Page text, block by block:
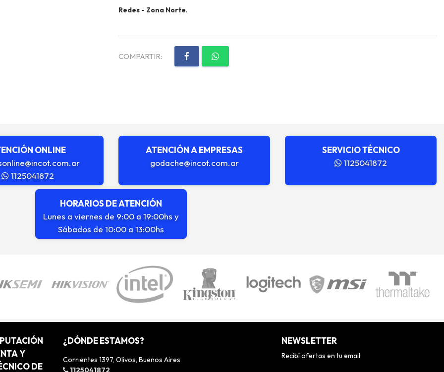
Redes - Zona Norte.
COMPARTIR:
ONLINE
1125041872
ATENCIÓN A EMPRESAS
godache@incot.com.ar
SERVICIO TÉCNICO
1125041872
HORARIOS DE ATENCIÓN
Lunes a viernes de 9:00 a 19:00hs y
Sábados de 10:00 a 13:00hs
Y
DE
¿DÓNDE ESTAMOS?
Corrientes 1397, Olivos, Buenos Aires
1125041872
NEWSLETTER
Recibí ofertas en tu email